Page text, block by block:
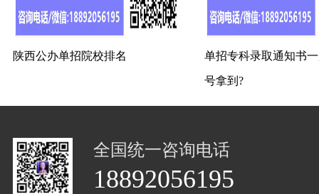
陕西公办单招院校排名 单招专科录取通知书
号拿到?
全国统一咨询电话
18892056195